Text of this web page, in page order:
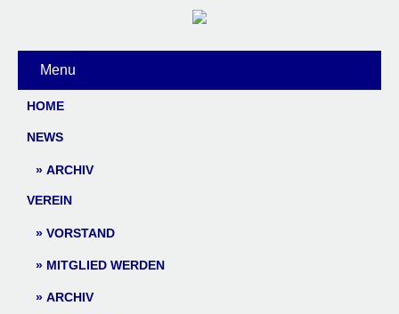
Menu
HOME
NEWS
ARCHIV
VEREIN
VORSTAND
MITGLIED WERDEN
ARCHIV